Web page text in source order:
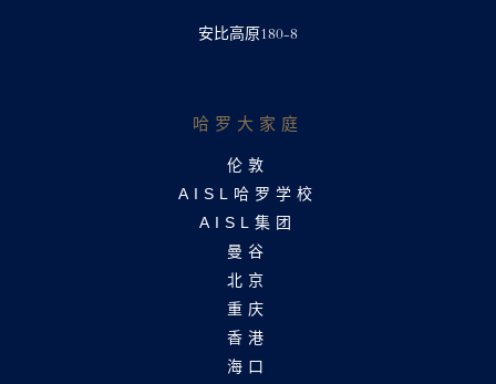
安比高原180-8
哈罗大家庭​
伦敦
AISL哈罗学校
AISL集团
曼谷
北京
重庆
香港
海口